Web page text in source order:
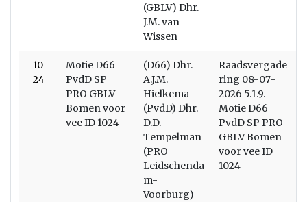
(GBLV) Dhr.
J.M. van
Wissen
10
24
Motie D66
PvdD SP
PRO GBLV
Bomen voor
vee ID 1024
(D66) Dhr.
A.J.M.
Hielkema
(PvdD) Dhr.
D.D.
Tempelman
(PRO
Leidschenda
m-
Voorburg)
Raadsvergade
ring 08-07-
2026 5.1.9.
Motie D66
PvdD SP PRO
GBLV Bomen
voor vee ID
1024